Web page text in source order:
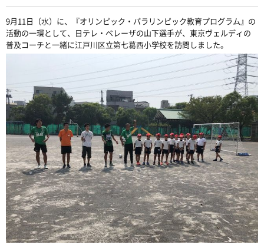
9月11日（水）に、『オリンピック・パラリンピック教育プログラム』の
活動の一環として、日テレ・ベレーザの山下選手が、東京ヴェルディの
普及コーチと一緒に江戸川区立第七葛西小学校を訪問しました。